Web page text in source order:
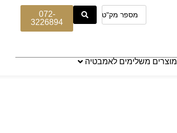
072-
3226894
מוצרים משלימים לאמבטיה